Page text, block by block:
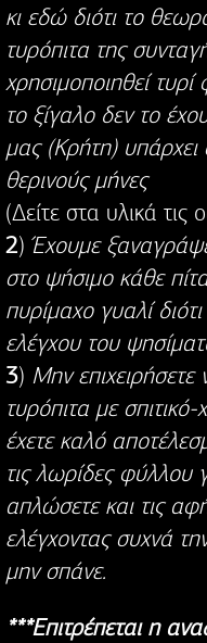
κι εδώ διότι το
τυρόπιτα της
χρησιμοποιηθεί
το ξίγαλο δεν το
μας (Κρήτη)
θερινούς μήνες
(Δείτε στα υλικά τις
2) Έχουμε
στο ψήσιμο κάθε
πυρίμαχο γυαλί
ελέγχου του
3) Μην επιχειρήσετε
τυρόπιτα με
έχετε καλό
τις λωρίδες φύλλου
απλώσετε και τις
ελέγχοντας συχνά
μην σπάνε.
***Επιτρέπεται η